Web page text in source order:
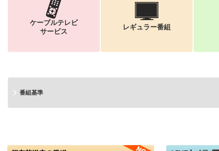
ケーブルテレビ
サービス
レギュラー番組
番組基準